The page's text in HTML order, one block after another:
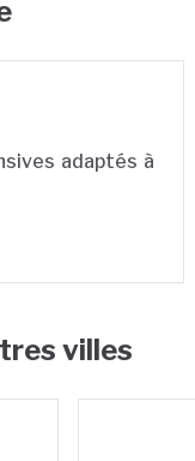
adaptés à
villes